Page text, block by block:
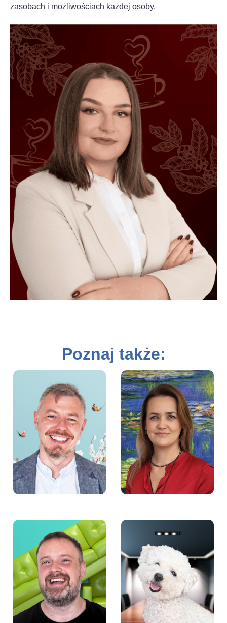
zasobach i możliwościach każdej osoby.
Poznaj także:
Paweł Czapliński –
Prezes Zarządu
Fundacji Aktywności
Zawodowej
Hania Czaplińska –
Wiceprezes Fundacji
Aktywności Zawodowej
Michał Czapiewski –
Wiceprezes Fundacji
Aktywności Zawodowej
Supeł – Specjalista ds.
dobrej atmosfery